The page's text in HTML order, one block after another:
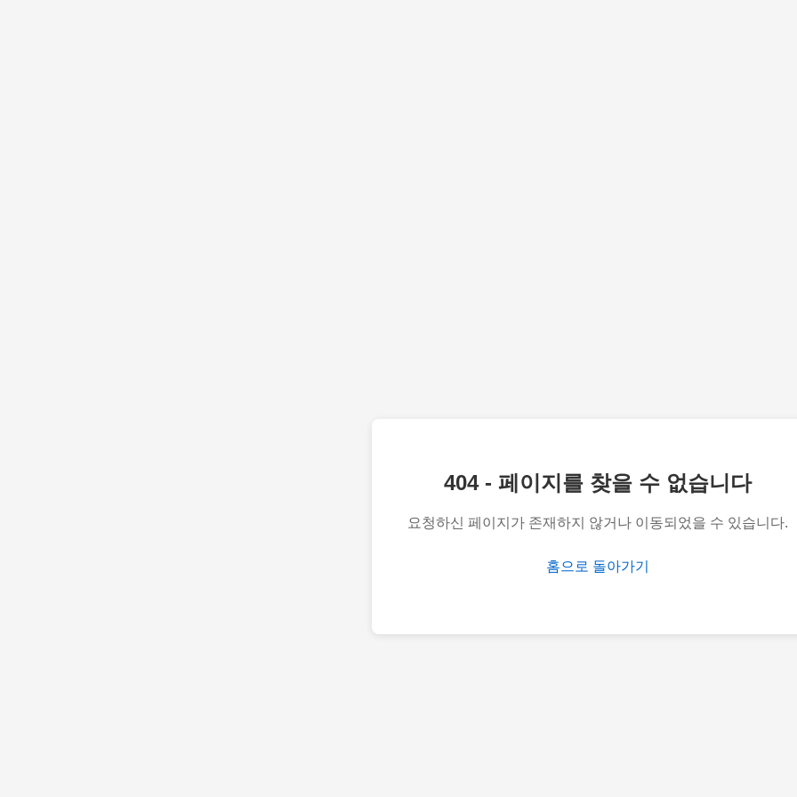
404 - 페이지를 찾을 수 없습니다
요청하신 페이지가 존재하지 않거나 이동되었을 수 있습니다.
홈으로 돌아가기